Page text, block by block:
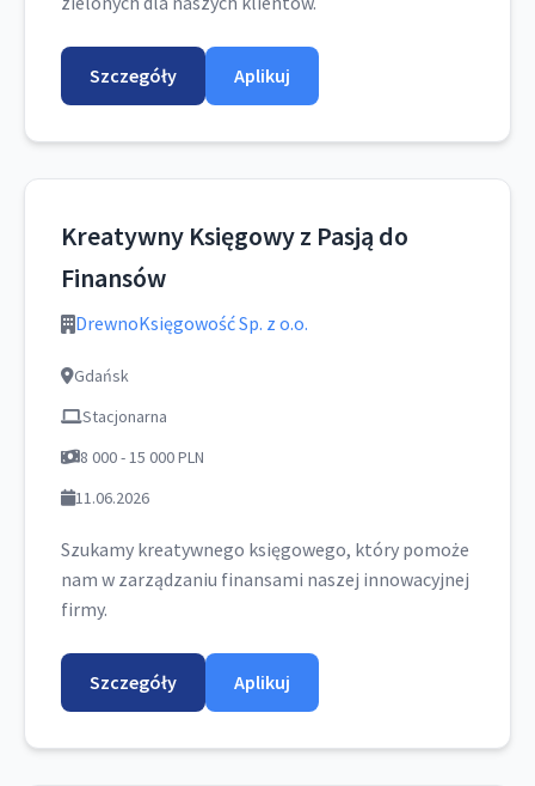
Szczegóły Aplikuj
Kreatywny Księgowy z Pasją do
Finansów
DrewnoKsięgowość Sp. z o.o.
Gdańsk
Stacjonarna
8 000 - 15 000 PLN
11.06.2026
Szukamy kreatywnego księgowego, który pomoże
nam w zarządzaniu finansami naszej innowacyjnej
firmy.
Szczegóły Aplikuj